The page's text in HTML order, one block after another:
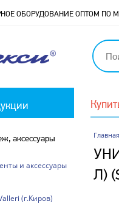
ОБОРУДОВАНИЕ ОПТОМ
Главная
Л)
аксессуары
и аксессуары
(г.Киров)